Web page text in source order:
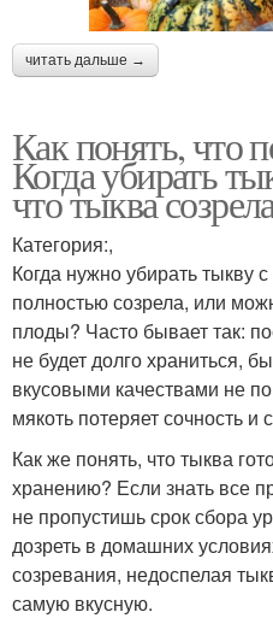
читать дальше →
Как понять, что
Когда убирать
что тыква
Категория:,
Когда нужно убирать тыкву
полностью созрела, или
плоды? Часто бывает так:
не будет долго храниться,
вкусовыми качествами не
мякоть потеряет сочность и
Как же понять, что тыква
хранению? Если знать все
не пропустишь срок сбора
дозреть в домашних
созревания, недоспелая
самую вкусную.